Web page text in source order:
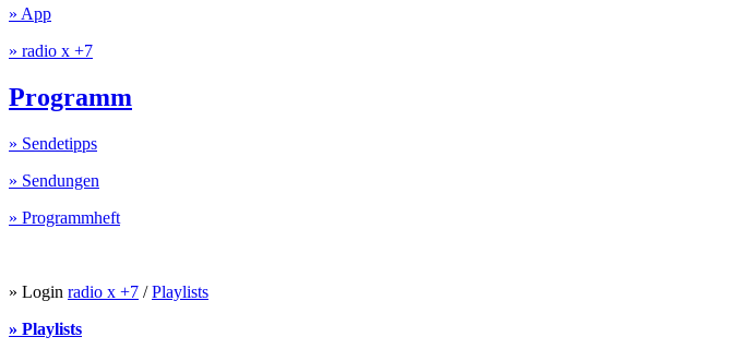
» App
» radio x +7
Programm
» Sendetipps
» Sendungen
» Programmheft
» Login radio x +7 /Playlists
» Playlists